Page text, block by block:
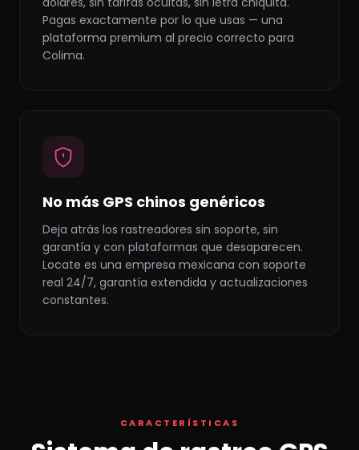
Pagas exactamente por lo que usas — una
plataforma premium al precio correcto para
Colima.
No más GPS chinos genéricos
Deja atrás los rastreadores sin soporte, sin
garantía y con plataformas que desaparecen.
Locate es una empresa mexicana con soporte
real 24/7, garantía extendida y actualizaciones
constantes.
CARACTERÍSTICAS